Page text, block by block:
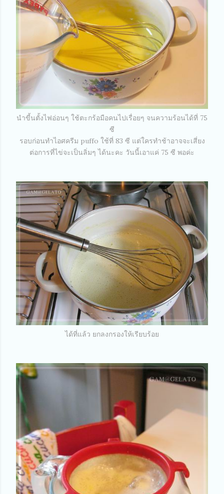
นำขี้นตั้งไฟอ่อนๆ ใช้ตะกร้อมือคนไปเรื่อยๆ จนความร้อนได้ที่ 75
ซี
รอบก่อนทำไอศครีม puffo ใช้ที่ 83 ซี แต่ใครทำช้าอาจจะเสี่ยง
ต่อการที่ไข่จะเป็นลิ่มๆ ได้นะคะ วันนี้เอาแค่ 75 ซี พอค่ะ
ได้ที่แล้ว ยกลงกรองให้เรียบร้อย